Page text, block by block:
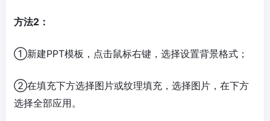
方法2：
①新建PPT模板，点击鼠标右键，选择设置背景格式；
②在填充下方选择图片或纹理填充，选择图片，在下方
选择全部应用。